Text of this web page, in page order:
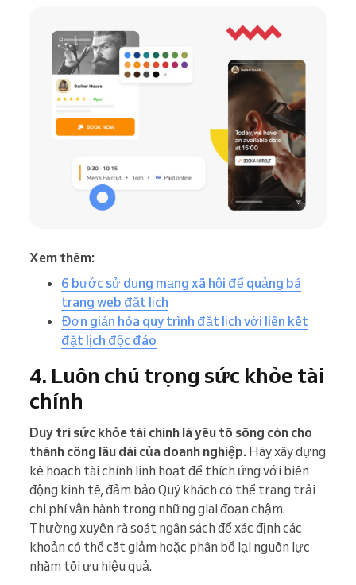
Xem thêm:
6 bước sử dụng mạng xã hội để quảng bá
trang web đặt lịch
Đơn giản hóa quy trình đặt lịch với liên kết
đặt lịch độc đáo
4. Luôn chú trọng sức khỏe tài
chính
Duy trì sức khỏe tài chính là yếu tố sống còn cho
thành công lâu dài của doanh nghiệp. Hãy xây dựng
kế hoạch tài chính linh hoạt để thích ứng với biến
động kinh tế, đảm bảo Quý khách có thể trang trải
chi phí vận hành trong những giai đoạn chậm.
Thường xuyên rà soát ngân sách để xác định các
khoản có thể cắt giảm hoặc phân bổ lại nguồn lực
nhằm tối ưu hiệu quả.